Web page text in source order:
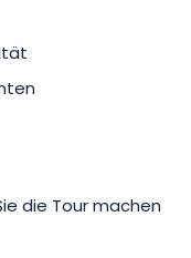
die Tour machen